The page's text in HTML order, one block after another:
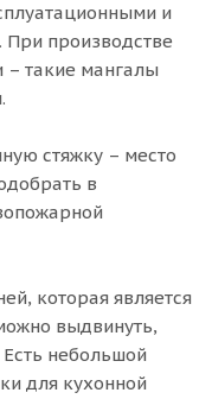
и
При производстве
– такие мангалы
стяжку – место
в
которая является
выдвинуть,
небольшой
для кухонной